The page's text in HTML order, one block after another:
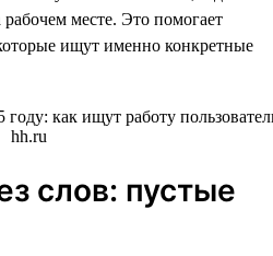
месте. Это помогает
ищут именно конкретные
слов: пустые